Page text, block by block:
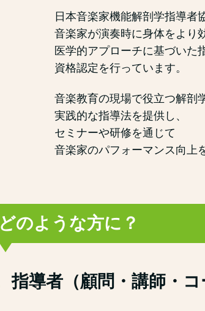
日本音楽家機能解剖学指導者
音楽家が演奏時に身体をより
医学的アプローチに基づいた
資格認定を行っています。
音楽教育の現場で役立つ解剖
実践的な指導法を提供し、
セミナーや研修を通じて
音楽家のパフォーマンス向上
どのような方に？
指導者（顧問・講師・